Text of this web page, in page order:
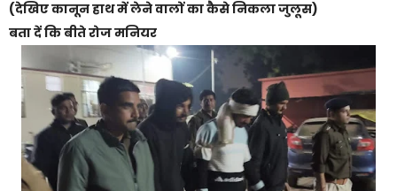
(देखिए कानून हाथ में लेने वालों का कैसे निकला जुलूस)
बता दें कि बीते रोज मनियर